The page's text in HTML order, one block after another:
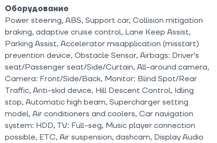
Оборудование
Power steering, ABS, Support car, Collision mitigation
braking, adaptive cruise control, Lane Keep Assist,
Parking Assist, Accelerator misapplication (misstart)
prevention device, Obstacle Sensor, Airbags: Driver's
seat/Passenger seat/Side/Curtain, All-around camera,
Camera: Front/Side/Back, Monitor: Blind Spot/Rear
Traffic, Anti-skid device, Hill Descent Control, Idling
stop, Automatic high beam, Supercharger setting
model, Air conditioners and coolers, Car navigation
system: HDD, TV: Full-seg, Music player connection
possible, ETC, Air suspension, dashcam, Display Audio